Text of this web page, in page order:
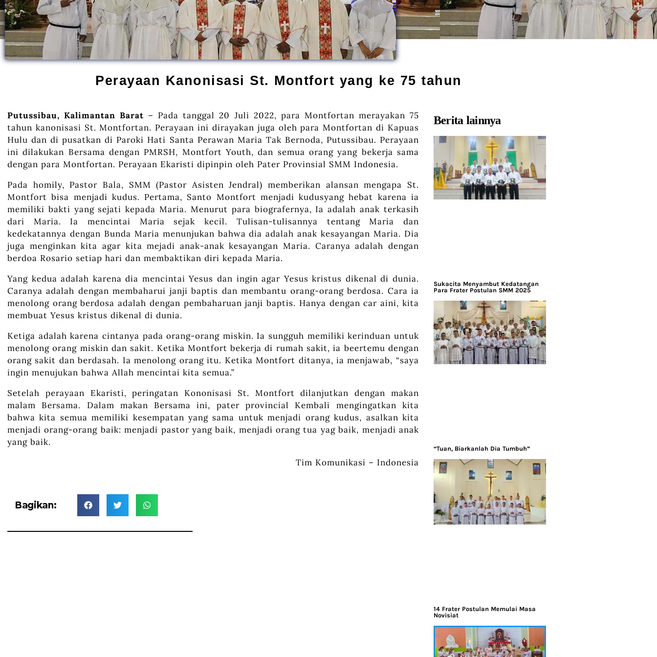
Perayaan Kanonisasi St. Montfort yang ke 75 tahun
Putussibau, Kalimantan Barat – Pada tanggal 20 Juli 2022, para Montfortan merayakan 75
tahun kanonisasi St. Montfortan. Perayaan ini dirayakan juga oleh para Montfortan di Kapuas
Hulu dan di pusatkan di Paroki Hati Santa Perawan Maria Tak Bernoda, Putussibau. Perayaan
ini dilakukan Bersama dengan PMRSH, Montfort Youth, dan semua orang yang bekerja sama
dengan para Montfortan. Perayaan Ekaristi dipinpin oleh Pater Provinsial SMM Indonesia.
Pada homily, Pastor Bala, SMM (Pastor Asisten Jendral) memberikan alansan mengapa St.
Montfort bisa menjadi kudus. Pertama, Santo Montfort menjadi kudusyang hebat karena ia
memiliki bakti yang sejati kepada Maria. Menurut para biografernya, Ia adalah anak terkasih
dari Maria. Ia mencintai Maria sejak kecil. Tulisan-tulisannya tentang Maria dan
kedekatannya dengan Bunda Maria menunjukan bahwa dia adalah anak kesayangan Maria. Dia
juga menginkan kita agar kita mejadi anak-anak kesayangan Maria. Caranya adalah dengan
berdoa Rosario setiap hari dan membaktikan diri kepada Maria.
Yang kedua adalah karena dia mencintai Yesus dan ingin agar Yesus kristus dikenal di dunia.
Caranya adalah dengan membaharui janji baptis dan membantu orang-orang berdosa. Cara ia
menolong orang berdosa adalah dengan pembaharuan janji baptis. Hanya dengan car aini, kita
membuat Yesus kristus dikenal di dunia.
Ketiga adalah karena cintanya pada orang-orang miskin. Ia sungguh memiliki kerinduan untuk
menolong orang miskin dan sakit. Ketika Montfort bekerja di rumah sakit, ia beertemu dengan
orang sakit dan berdasah. Ia menolong orang itu. Ketika Montfort ditanya, ia menjawab, “saya
ingin menujukan bahwa Allah mencintai kita semua.”
Setelah perayaan Ekaristi, peringatan Kononisasi St. Montfort dilanjutkan dengan makan
malam Bersama. Dalam makan Bersama ini, pater provincial Kembali mengingatkan kita
bahwa kita semua memiliki kesempatan yang sama untuk menjadi orang kudus, asalkan kita
menjadi orang-orang baik: menjadi pastor yang baik, menjadi orang tua yag baik, menjadi anak
yang baik.
Tim Komunikasi – Indonesia
Bagikan:
Berita lainnya
Sukacita Menyambut Kedatangan
Para Frater Postulan SMM 2025
“Tuan, Biarkanlah Dia Tumbuh”
14 Frater Postulan Memulai Masa
Novisiat